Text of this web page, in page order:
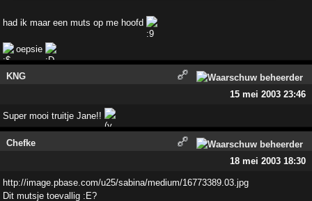
had ik maar een muts op me hoofd
oepsie
KNG
15 mei 2003 23:46
Super mooi truitje Jane!!
Chefke
18 mei 2003 18:30
http://image.pbase.com/u25/sabina/medium/16773389.03.jpg
Dit mutsje toevallig :E?